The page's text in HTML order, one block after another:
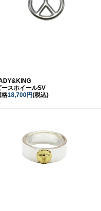
ースホイールSV
格18,700円(税込)